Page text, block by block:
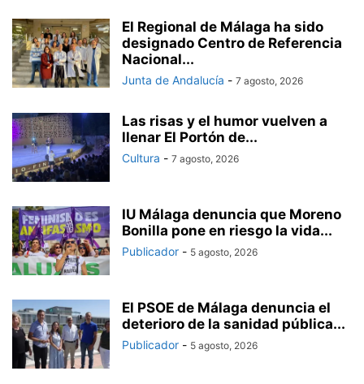
El Regional de Málaga ha sido
designado Centro de Referencia
Nacional...
Junta de Andalucía - 7 agosto, 2026
Las risas y el humor vuelven a
llenar El Portón de...
Cultura - 7 agosto, 2026
IU Málaga denuncia que Moreno
Bonilla pone en riesgo la vida...
Publicador - 5 agosto, 2026
El PSOE de Málaga denuncia el
deterioro de la sanidad pública...
Publicador - 5 agosto, 2026